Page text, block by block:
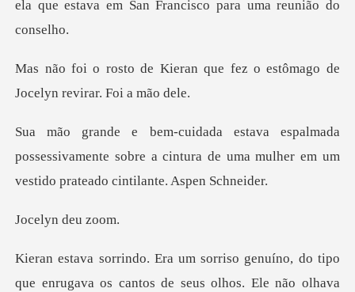
n que fez o estômago de
Joce
ossessivamente sobre a cintura de uma mulher em
yn de
que enrugava os cantos de seus olhos. Ele não olhava